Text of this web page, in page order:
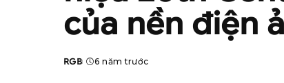
của nền điện
Posted
RGB 6 năm trước